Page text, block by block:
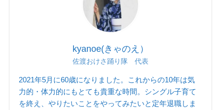
kyanoe(きゃのえ）
佐渡おけさ踊り隊 代表
2021年5月に60歳になりました。これからの10年は気
力的・体力的にもとても貴重な時間。シングル子育て
を終え、やりたいことをやってみたいと定年退職しま